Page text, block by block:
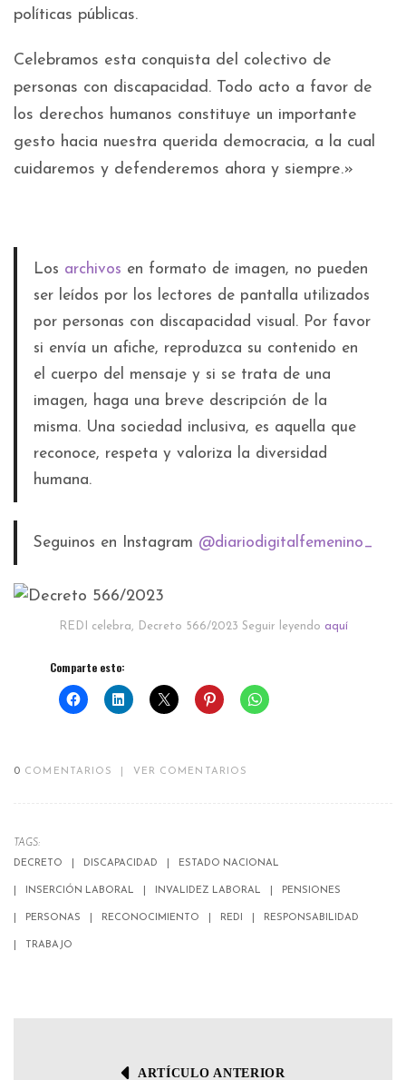
políticas públicas.
Celebramos esta conquista del colectivo de
personas con discapacidad. Todo acto a favor de
los derechos humanos constituye un importante
gesto hacia nuestra querida democracia, a la cual
cuidaremos y defenderemos ahora y siempre.»
​Los archivos en formato de imagen, no pueden
ser leídos por los lectores de pantalla utilizados
por personas con discapacidad visual. Por favor
si envía un afiche, reproduzca su contenido en
el cuerpo del mensaje y si se trata de una
imagen, haga una breve descripción de la
misma. Una sociedad inclusiva, es aquella que
reconoce, respeta y valoriza la diversidad
humana.
Seguinos en Instagram @diariodigitalfemenino_
REDI celebra, Decreto 566/2023 Seguir leyendo aquí
Comparte esto:
0 COMENTARIOS VER COMENTARIOS
TAGS:
DECRETO
DISCAPACIDAD ESTADO NACIONAL
INSERCIÓN LABORAL INVALIDEZ LABORAL PENSIONES
PERSONAS RECONOCIMIENTO REDI RESPONSABILIDAD
TRABAJO
ARTÍCULO ANTERIOR